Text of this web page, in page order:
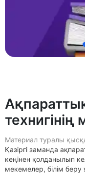
технигінің
Материал туралы
Қазіргі заманда
кеңінен қолданылып
мекемелер, білім